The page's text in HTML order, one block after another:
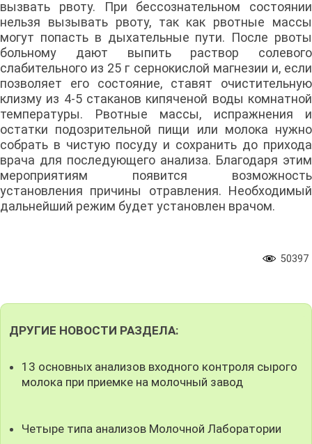
вызвать рвоту. При бессознательном состоянии
нельзя вызывать рвоту, так как рвотные массы
могут попасть в дыхательные пути. После рвоты
больному дают выпить раствор солевого
слабительного из 25 г сернокислой магнезии и, если
позволяет его состояние, ставят очистительную
клизму из 4-5 стаканов кипяченой воды комнатной
температуры. Рвотные массы, испражнения и
остатки подозрительной пищи или молока нужно
собрать в чистую посуду и сохранить до прихода
врача для последующего анализа. Благодаря этим
мероприятиям появится возможность
установления причины отравления. Необходимый
дальнейший режим будет установлен врачом.
50397
ДРУГИЕ НОВОСТИ РАЗДЕЛА:
13 основных анализов входного контроля сырого
молока при приемке на молочный завод
Четыре типа анализов Молочной Лаборатории